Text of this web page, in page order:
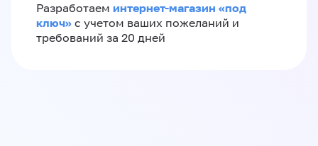
Разработаем интернет-магазин «‎под
ключ»‎ с учетом ваших пожеланий и
требований за 20 дней